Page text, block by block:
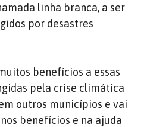
linha branca, a ser
por desastres
benefícios a essas
pela crise climática
outros municípios e vai
benefícios e na ajuda